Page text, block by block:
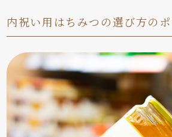
内祝い用はちみつの選び方の